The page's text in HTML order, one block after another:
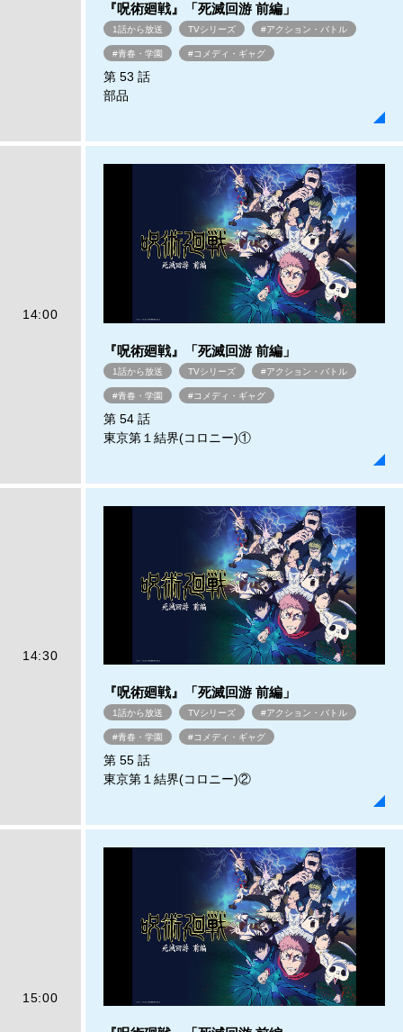
『呪術廻戦』「死滅回游 前編」
1話から放送 TVシリーズ #アクション・バトル
#青春・学園 #コメディ・ギャグ
第 53 話
部品
14:00
『呪術廻戦』「死滅回游 前編」
1話から放送 TVシリーズ #アクション・バトル
#青春・学園 #コメディ・ギャグ
第 54 話
東京第１結界(コロニー)①
14:30
『呪術廻戦』「死滅回游 前編」
1話から放送 TVシリーズ #アクション・バトル
#青春・学園 #コメディ・ギャグ
第 55 話
東京第１結界(コロニー)②
15:00